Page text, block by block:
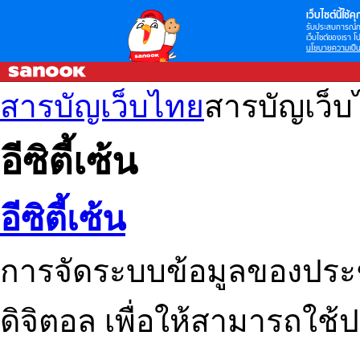
เว็บไซต์นี้ใช้คุ
รับประสบการณ์
เว็บไซต์ของเรา
นโยบายความเป็
สารบัญเว็บไทยสารบัญเว็
อีซิตี้เซ้น
อีซิตี้เซ้น
การจัดระบบข้อมูลของป
ดิจิตอล เพื่อให้สามารถใช้